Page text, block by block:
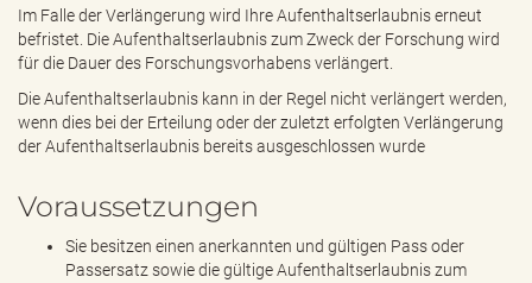
Im Falle der Verlängerung wird Ihre Aufenthaltserlaubnis erneut
befristet. Die Aufenthaltserlaubnis zum Zweck der Forschung wird
für die Dauer des Forschungsvorhabens verlängert.
Die Aufenthaltserlaubnis kann in der Regel nicht verlängert werden,
wenn dies bei der Erteilung oder der zuletzt erfolgten Verlängerung
der Aufenthaltserlaubnis bereits ausgeschlossen wurde
Voraussetzungen
Sie besitzen einen anerkannten und gültigen Pass oder
Passersatz sowie die gültige Aufenthaltserlaubnis zum